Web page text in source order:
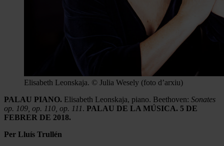
Elisabeth Leonskaja. © Julia Wesely (foto d’arxiu)
PALAU PIANO. Elisabeth Leonskaja, piano. Beethoven: Sonates
op. 109, op. 110, op. 111. PALAU DE LA MÚSICA. 5 DE
FEBRER DE 2018.
Per Lluís Trullén